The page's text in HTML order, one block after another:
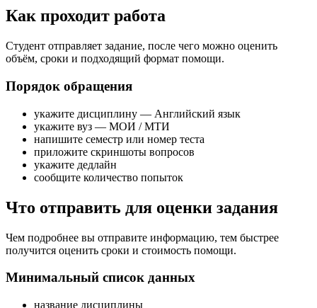
Как проходит работа
Студент отправляет задание, после чего можно оценить
объём, сроки и подходящий формат помощи.
Порядок обращения
укажите дисциплину — Английский язык
укажите вуз — МОИ / МТИ
напишите семестр или номер теста
приложите скриншоты вопросов
укажите дедлайн
сообщите количество попыток
Что отправить для оценки задания
Чем подробнее вы отправите информацию, тем быстрее
получится оценить сроки и стоимость помощи.
Минимальный список данных
название дисциплины